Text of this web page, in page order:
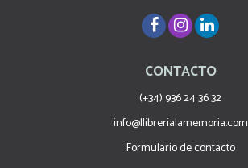
CONTACTO
(+34) 936 24 36 32
info@llibrerialamemoria.com
Formulario de contacto